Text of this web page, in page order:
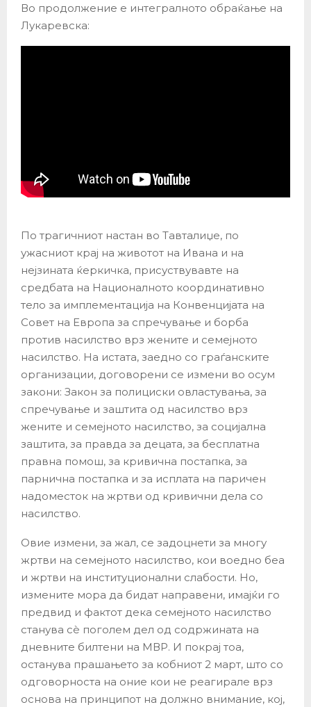
Во продолжение е интегралното обраќање на
Лукаревска:
По трагичниот настан во Тавталиџе, по
ужасниот крај на животот на Ивана и на
нејзината ќеркичка, присуствувавте на
средбата на Националното координативно
тело за имплементација на Конвенцијата на
Совет на Европа за спречување и борба
против насилство врз жените и семејното
насилство. На истата, заедно со граѓанските
организации, договорени се измени во осум
закони: Закон за полициски овластувања, за
спречување и заштита од насилство врз
жените и семејното насилство, за социјална
заштита, за правда за децата, за бесплатна
правна помош, за кривична постапка, за
парнична постапка и за исплата на паричен
надоместок на жртви од кривични дела со
насилство.
Овие измени, за жал, се задоцнети за многу
жртви на семејното насилство, кои воедно беа
и жртви на институционални слабости. Но,
измените мора да бидат направени, имајќи го
предвид и фактот дека семејното насилство
станува сè поголем дел од содржината на
дневните билтени на МВР. И покрај тоа,
останува прашањето за кобниот 2 март, што со
одговорноста на оние кои не реагирале врз
основа на принципот на должно внимание, кој,